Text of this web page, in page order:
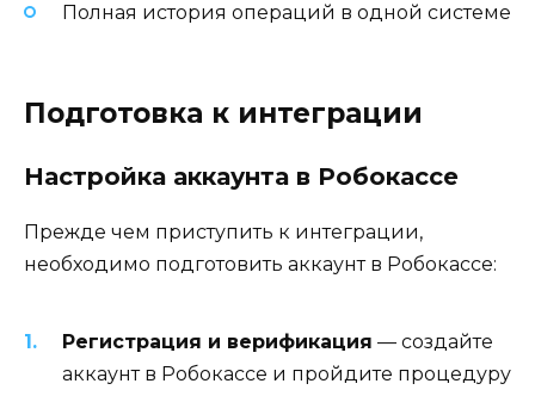
Полная история операций в одной системе
Подготовка к интеграции
Настройка аккаунта в Робокассе
Прежде чем приступить к интеграции,
необходимо подготовить аккаунт в Робокассе:
Регистрация и верификация — создайте
аккаунт в Робокассе и пройдите процедуру